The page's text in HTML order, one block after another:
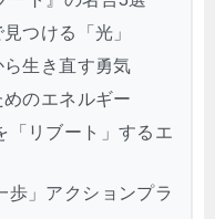
つける「光」
生き直す勇気
のエネルギー
「リブート」するエ
歩」アクションプラ